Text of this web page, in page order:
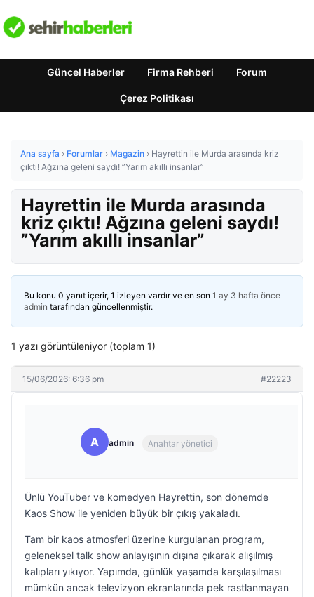
Güncel Haberler Firma Rehberi Forum
Çerez Politikası
Ana sayfa › Forumlar › Magazin › Hayrettin ile Murda arasında kriz
çıktı! Ağzına geleni saydı! ”Yarım akıllı insanlar”
Hayrettin ile Murda arasında
kriz çıktı! Ağzına geleni saydı!
”Yarım akıllı insanlar”
Bu konu 0 yanıt içerir, 1 izleyen vardır ve en son 1 ay 3 hafta önce
admin tarafından güncellenmiştir.
1 yazı görüntüleniyor (toplam 1)
15/06/2026: 6:36 pm #22223
A admin Anahtar yönetici
Ünlü YouTuber ve komedyen Hayrettin, son dönemde
Kaos Show ile yeniden büyük bir çıkış yakaladı.
Tam bir kaos atmosferi üzerine kurgulanan program,
geleneksel talk show anlayışının dışına çıkarak alışılmış
kalıpları yıkıyor. Yapımda, günlük yaşamda karşılaşılması
mümkün ancak televizyon ekranlarında pek rastlanmayan